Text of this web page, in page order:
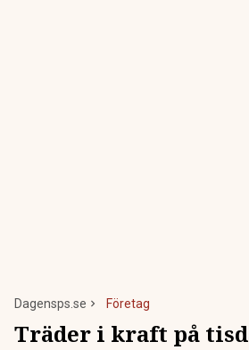
Dagensps.se Företag
Träder i kraft på